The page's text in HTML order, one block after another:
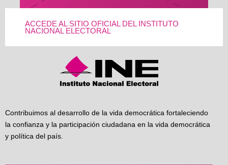
ACCEDE AL SITIO OFICIAL DEL INSTITUTO
NACIONAL ELECTORAL
Contribuimos al desarrollo de la vida democrática fortaleciendo
la confianza y la participación ciudadana en la vida democrática
y política del país.